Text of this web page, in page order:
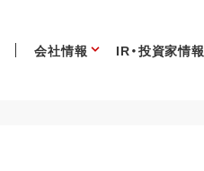
会社情報 IR・投資家情報